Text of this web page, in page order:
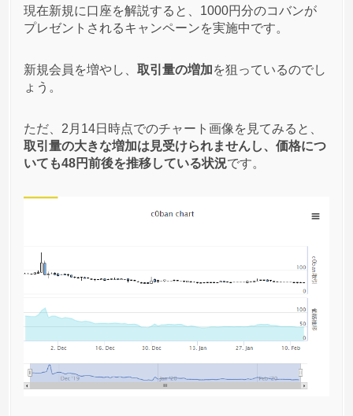
現在新規に口座を解説すると、1000円分のコバンが
プレゼントされるキャンペーンを実施中です。
新規会員を増やし、取引量の増加を狙っているのでし
ょう。
ただ、2月14日時点でのチャート画像を見てみると、
取引量の大きな増加は見受けられませんし、価格につ
いても48円前後を推移している状況です。